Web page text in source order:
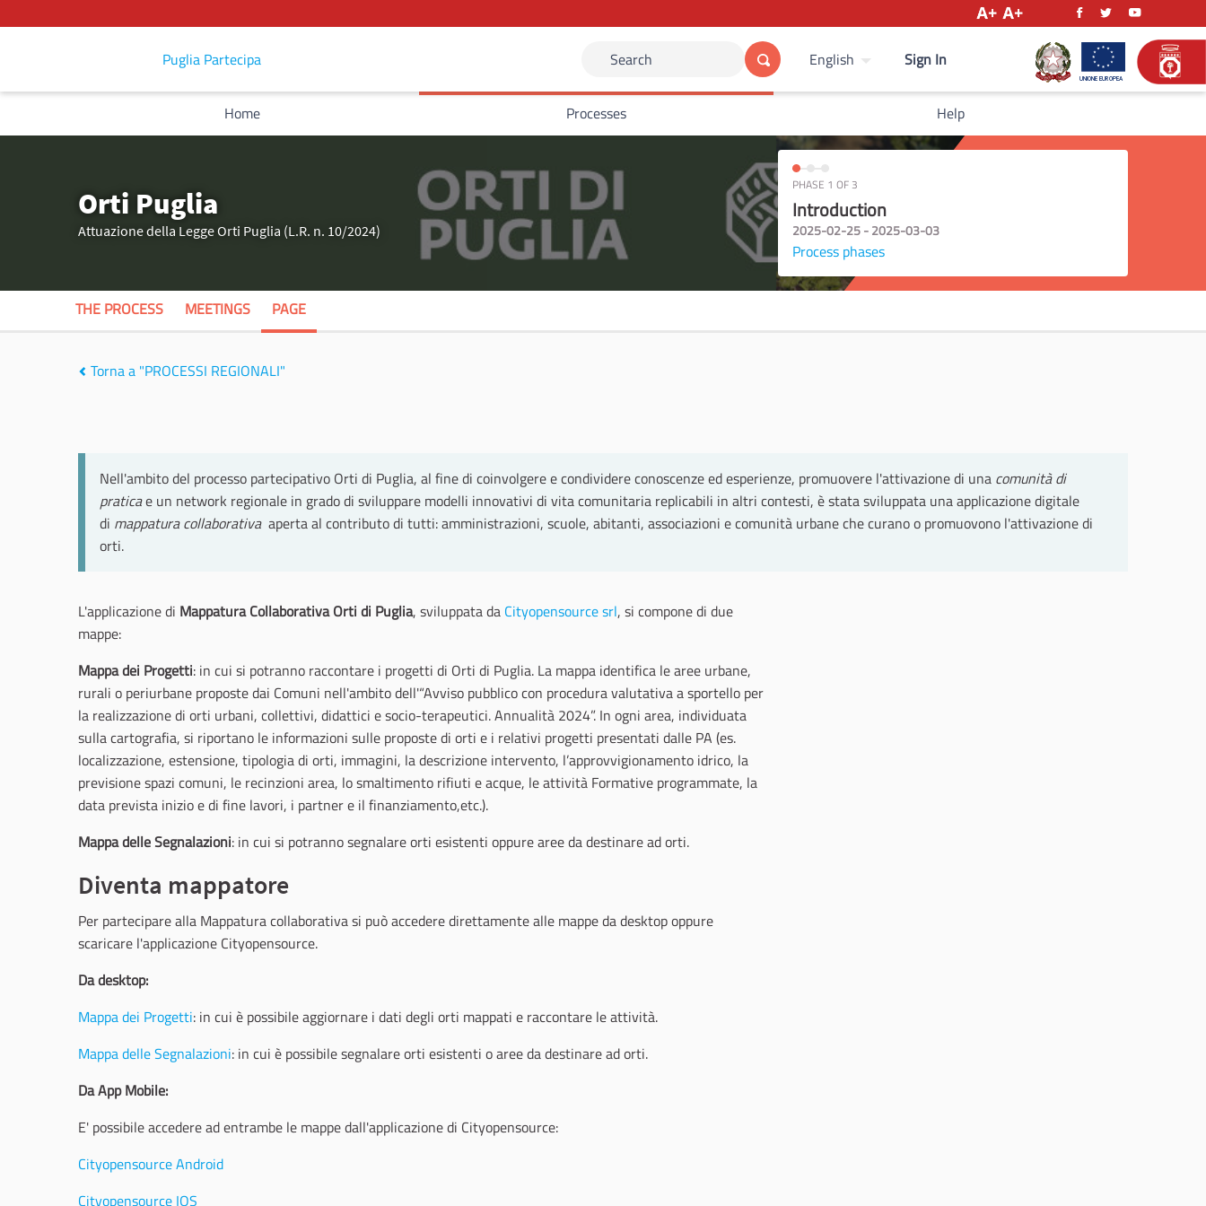
Puglia Partecipa Search English Sign In
Home Processes Help
Orti Puglia
Attuazione della Legge Orti Puglia (L.R. n. 10/2024)
PHASE 1 OF 3
Introduction
2025-02-25 - 2025-03-03
Process phases
THE PROCESS MEETINGS PAGE
Torna a "PROCESSI REGIONALI"
Nell'ambito del processo partecipativo Orti di Puglia, al fine di coinvolgere e condividere conoscenze ed esperienze, promuovere l'attivazione di una comunità di
praticae un network regionale in grado di sviluppare modelli innovativi di vita comunitaria replicabili in altri contesti, è stata sviluppata una applicazione digitale
di mappatura collaborativa aperta al contributo di tutti: amministrazioni, scuole, abitanti, associazioni e comunità urbane che curano o promuovono l'attivazione di
orti.
L'applicazione di Mappatura Collaborativa Orti di Puglia, sviluppata da Cityopensource srl, si compone di due
mappe:
Mappa dei Progetti: in cui si potranno raccontare i progetti di Orti di Puglia. La mappa identifica le aree urbane,
rurali o periurbane proposte dai Comuni nell'ambito dell'“Avviso pubblico con procedura valutativa a sportello per
la realizzazione di orti urbani, collettivi, didattici e socio-terapeutici. Annualità 2024”. In ogni area, individuata
sulla cartografia, si riportano le informazioni sulle proposte di orti e i relativi progetti presentati dalle PA (es.
localizzazione, estensione, tipologia di orti, immagini, la descrizione intervento, l’approvvigionamento idrico, la
previsione spazi comuni, le recinzioni area, lo smaltimento rifiuti e acque, le attività Formative programmate, la
data prevista inizio e di fine lavori, i partner e il finanziamento,etc.).
Mappa delle Segnalazioni: in cui si potranno segnalare orti esistenti oppure aree da destinare ad orti.
Diventa mappatore
Per partecipare alla Mappatura collaborativa si può accedere direttamente alle mappe da desktop oppure
scaricare l'applicazione Cityopensource.
Da desktop:
Mappa dei Progetti: in cui è possibile aggiornare i dati degli orti mappati e raccontare le attività.
Mappa delle Segnalazioni: in cui è possibile segnalare orti esistenti o aree da destinare ad orti.
Da App Mobile:
E' possibile accedere ad entrambe le mappe dall'applicazione di Cityopensource:
Cityopensource Android
Cityopensource IOS